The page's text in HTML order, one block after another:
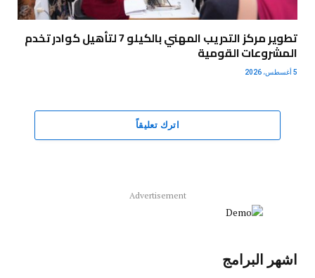
تطوير مركز التدريب المهني بالكيلو 7 لتأهيل كوادر تخدم
المشروعات القومية
5 أغسطس، 2026
اترك تعليقاً
Advertisement
اشهر البرامج